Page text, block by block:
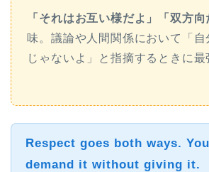
「それはお互い様だよ」「双方向
味。議論や人間関係において「
じゃないよ」と指摘するときに最
Respectgoes both ways.
demand it without giving it.